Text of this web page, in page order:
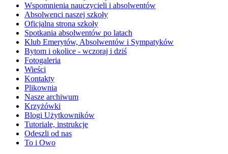
Wspomnienia nauczycieli i absolwentów
Absolwenci naszej szkoły
Oficjalna strona szkoły
Spotkania absolwentów po latach
Klub Emerytów, Absolwentów i Sympatyków
Bytom i okolice - wczoraj i dziś
Fotogaleria
Wieści
Kontakty
Plikownia
Nasze archiwum
Krzyżówki
Blogi Użytkowników
Tutoriale, instrukcje
Odeszli od nas
To i Owo